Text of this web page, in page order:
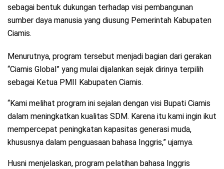
sebagai bentuk dukungan terhadap visi pembangunan
sumber daya manusia yang diusung Pemerintah Kabupaten
Ciamis.
Menurutnya, program tersebut menjadi bagian dari gerakan
“Ciamis Global” yang mulai dijalankan sejak dirinya terpilih
sebagai Ketua PMII Kabupaten Ciamis.
“Kami melihat program ini sejalan dengan visi Bupati Ciamis
dalam meningkatkan kualitas SDM. Karena itu kami ingin ikut
mempercepat peningkatan kapasitas generasi muda,
khususnya dalam penguasaan bahasa Inggris,” ujarnya.
Husni menjelaskan, program pelatihan bahasa Inggris